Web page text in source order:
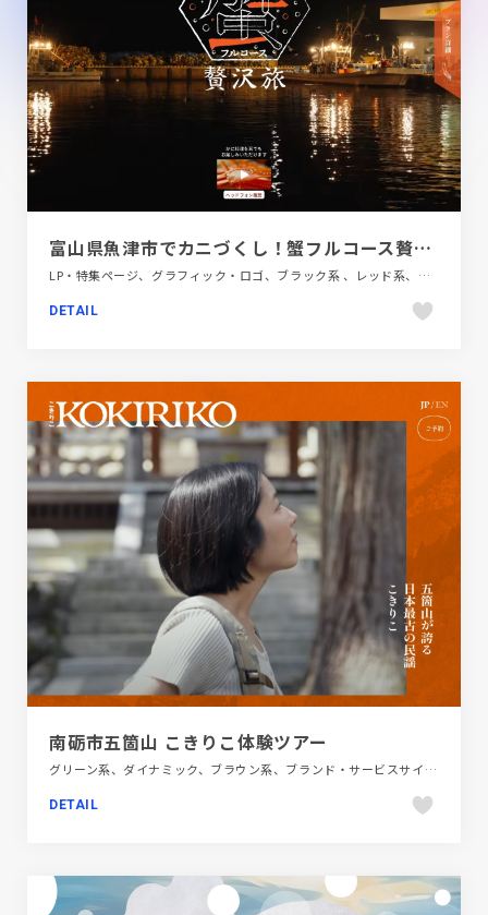
富山県魚津市でカニづくし！蟹フルコース贅沢旅
LP・特集ページ、グラフィック・ロゴ、ブラック系 、レッド系、動画が流れる、地域・団体・活動、大きめ写真、旅行・ホテル・観光、日本テイスト、映像、飲食店・グルメ・ウェディング
DETAIL
南砺市五箇山 こきりこ体験ツアー
グリーン系、ダイナミック、ブラウン系、ブランド・サービスサイト、レッド系、動画が流れる、地域・団体・活動、大きめ写真、旅行・ホテル・観光、日本テイスト、映像
DETAIL